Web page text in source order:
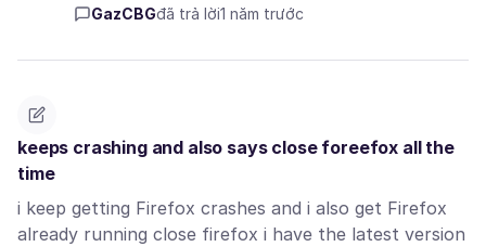
GazCBGđã trả lời1 năm trước
keeps crashing and also says close foreefox all the
time
i keep getting Firefox crashes and i also get Firefox
already running close firefox i have the latest version